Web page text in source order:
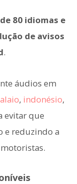
80 idiomas e
de avisos
.
áudios em
, indonésio,
evitar que
e reduzindo a